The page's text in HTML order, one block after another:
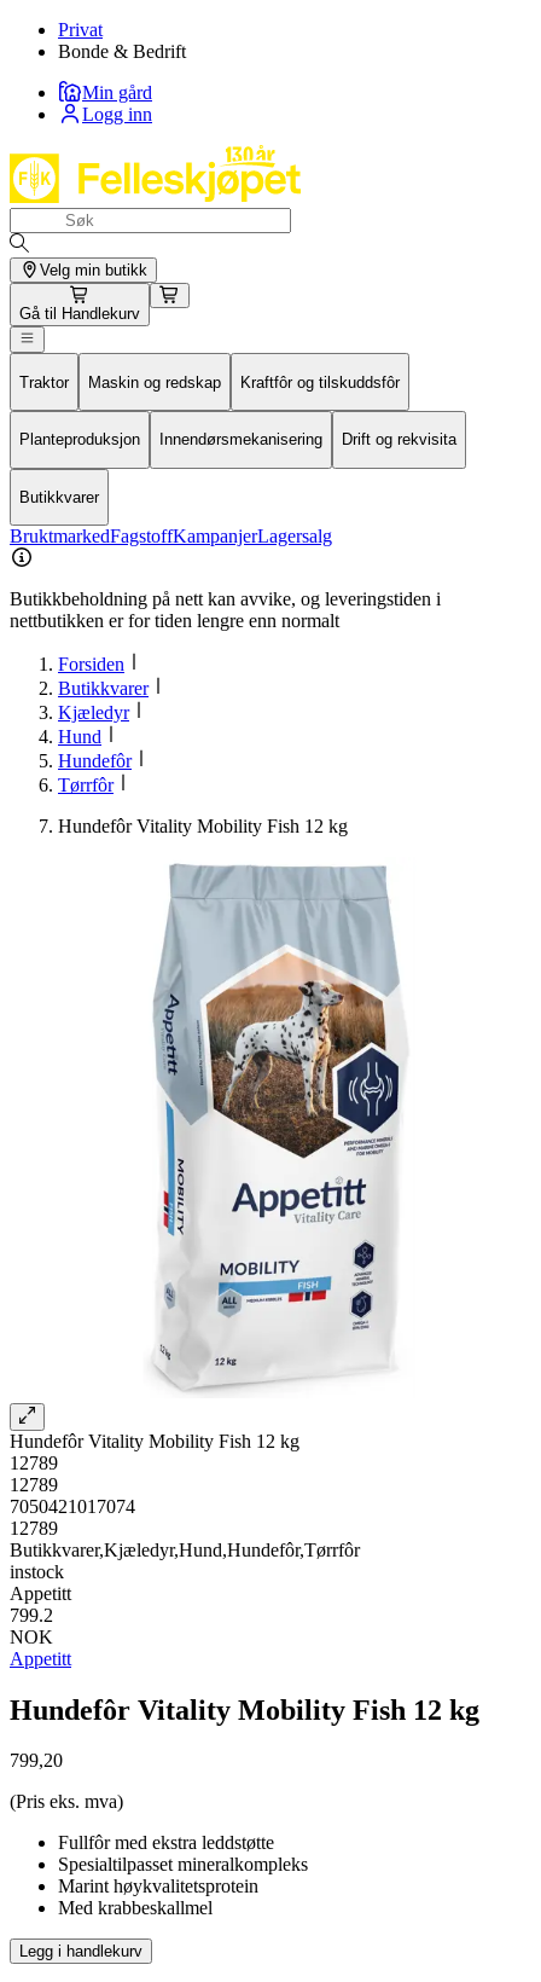
Privat
Bonde & Bedrift
Min gård
Logg inn
Velg min butikk
Gå til Handlekurv
Traktor Maskin og redskap Kraftfôr og tilskuddsfôr
Planteproduksjon Innendørsmekanisering Drift og rekvisita
Butikkvarer
BruktmarkedFagstoffKampanjerLagersalg
Butikkbeholdning på nett kan avvike, og leveringstiden i
nettbutikken er for tiden lengre enn normalt
Forsiden
Butikkvarer
Kjæledyr
Hund
Hundefôr
Tørrfôr
Hundefôr Vitality Mobility Fish 12 kg
Hundefôr Vitality Mobility Fish 12 kg
12789
12789
7050421017074
12789
Butikkvarer,Kjæledyr,Hund,Hundefôr,Tørrfôr
instock
Appetitt
799.2
NOK
Appetitt
Hundefôr Vitality Mobility Fish 12 kg
799,20
(Pris eks. mva)
Fullfôr med ekstra leddstøtte
Spesialtilpasset mineralkompleks
Marint høykvalitetsprotein
Med krabbeskallmel
Legg i handlekurv